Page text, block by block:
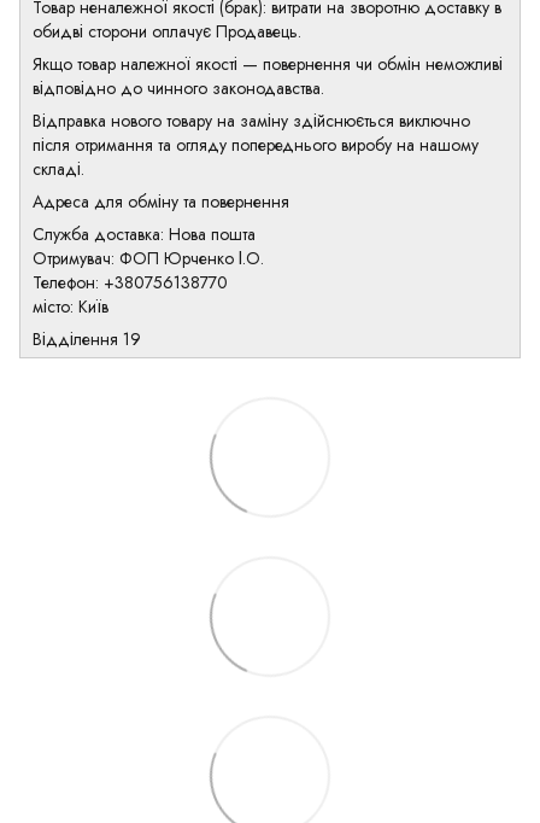
Товар неналежної якості (брак): витрати на зворотню доставку в
обидві сторони оплачує Продавець.
Якщо товар належної якості — повернення чи обмін неможливі
відповідно до чинного законодавства.
Відправка нового товару на заміну здійснюється виключно
після отримання та огляду попереднього виробу на нашому
складі.
Адреса для обміну та повернення
Служба доставка: Нова пошта
Отримувач: ФОП Юрченко І.О.
Телефон: +380756138770
місто: Київ
Відділення 19